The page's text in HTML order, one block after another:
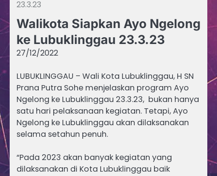
23.3.23
Walikota Siapkan Ayo Ngelong
ke Lubuklinggau 23.3.23
27/12/2022
LUBUKLINGGAU – Wali Kota Lubuklinggau, H SN
Prana Putra Sohe menjelaskan program Ayo
Ngelong ke Lubuklinggau 23.3.23, bukan hanya
satu hari pelaksanaan kegiatan. Tetapi, Ayo
Ngelong ke Lubuklinggau akan dilaksanakan
selama setahun penuh.
“Pada 2023 akan banyak kegiatan yang
dilaksanakan di Kota Lubuklinggau baik